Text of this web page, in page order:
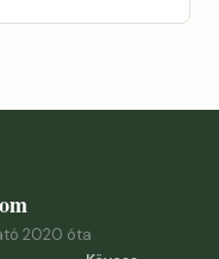
2020 óta